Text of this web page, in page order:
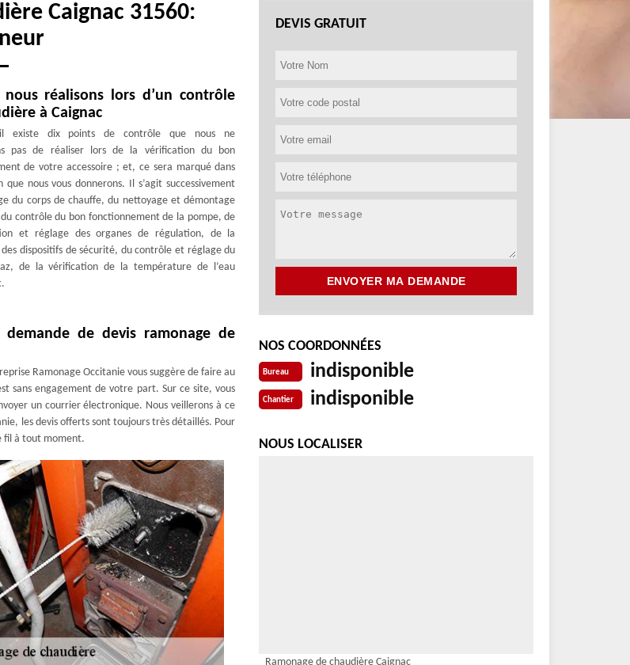
Caignac 31560:
nous réalisons lors d’un contrôle
à Caignac
existe dix points de contrôle que nous ne
pas de réaliser lors de la vérification du bon
de votre accessoire ; et, ce sera marqué dans
que nous vous donnerons. Il s’agit successivement
du corps de chauffe, du nettoyage et démontage
contrôle du bon fonctionnement de la pompe, de
et réglage des organes de régulation, de la
dispositifs de sécurité, du contrôle et réglage du
de la vérification de la température de l’eau
de devis ramonage de
Ramonage Occitanie vous suggère de faire au
sans engagement de votre part. Sur ce site, vous
un courrier électronique. Nous veillerons à ce
les devis offerts sont toujours très détaillés. Pour
fil à tout moment.
DEVIS GRATUIT
NOS COORDONNÉES
Bureau indisponible
Chantier indisponible
NOUS LOCALISER
Ramonage de chaudière Caignac